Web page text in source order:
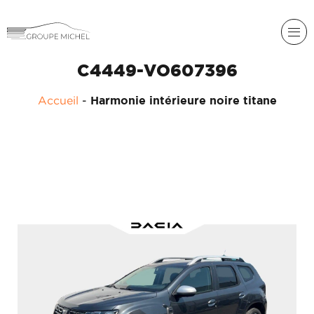
ALPINE
NOS
C4449-VO607396
Accueil - Harmonie intérieure noire titane